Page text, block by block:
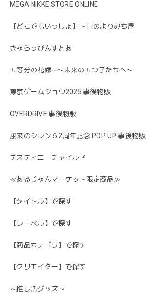
MEGA NIKKE STORE ONLINE
【どこでもいっしょ】トロのよりみち屋
きゃらっぴんすとあ
五等分の花嫁∽〜未来の五つ子たちへ〜
東京ゲームショウ2025 事後物販
OVERDRIVE 事後物販
風来のシレン６2周年記念 POP UP 事後物販
デスティニーチャイルド
≪あるじゃんマーケット限定商品≫
【タイトル】で探す
【レーベル】で探す
【商品カテゴリ】で探す
【クリエイター】で探す
～推し活グッズ～